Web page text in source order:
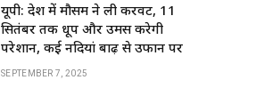
यूपी: प्रदेश में मौसम ने ली करवट, 11
सितंबर तक धूप और उमस करेगी
परेशान, कई नदियां बाढ़ से उफान पर
SEPTEMBER 7, 2025